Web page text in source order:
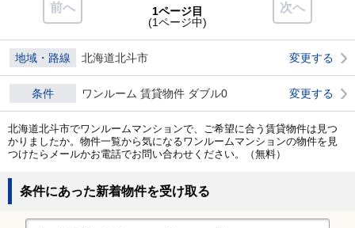
前へ 次へ
1ページ目
(1ページ中)
地域・路線 北海道北斗市 変更する
条件 ワンルーム 賃貸物件 ダブル0 変更する
北海道北斗市でワンルームマンションで、ご希望に合う賃貸物件は見つ
かりましたか。物件一覧から気になるワンルームマンションの物件を見
つけたらメールかお電話でお問い合わせください。（無料）
条件にあった新着物件を受け取る